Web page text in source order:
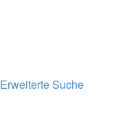
Erweiterte Suche